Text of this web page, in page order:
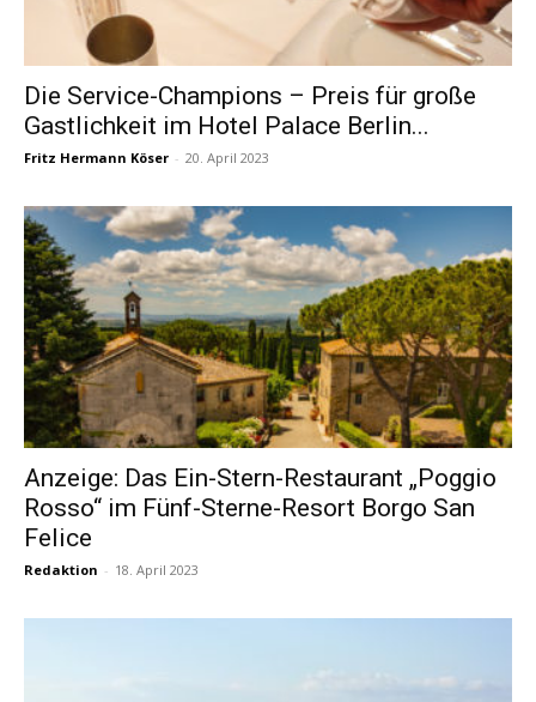
Die Service-Champions – Preis für große
Gastlichkeit im Hotel Palace Berlin...
Fritz Hermann Köser - 20. April 2023
Anzeige: Das Ein-Stern-Restaurant „Poggio
Rosso“ im Fünf-Sterne-Resort Borgo San
Felice
Redaktion - 18. April 2023